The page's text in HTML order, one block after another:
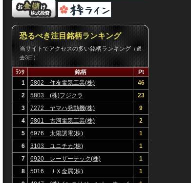
恐るべき注目銘柄ランキング
当サイトでアクセスの多い銘柄ランキング（過
去3日）
ﾗﾝｸ 銘柄
Pt
1
5802 住友電気工業(株)
46
2
5803 (株)フジクラ
23
3
7272 ヤマハ発動機(株)
9
4
5801 古河電気工業(株)
2
5
6976 太陽誘電(株)
1
6
3103 ユニチカ(株)
1
7
6920 レーザーテック(株)
1
8
5016 ＪＸ金属(株)
1